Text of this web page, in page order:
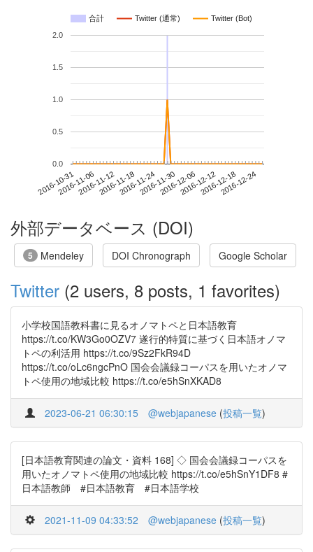
合計 Twitter (通常) Twitter (Bot)
2016-10-312016-11-062016-11-122016-11-182016-11-242016-11-302016-12-062016-12-122016-12-182016-12-24
0.0
0.5
1.0
1.5
2.0
外部データベース (DOI)
5 Mendeley DOI Chronograph Google Scholar
Twitter (2 users, 8 posts, 1 favorites)
小学校国語教科書に見るオノマトペと日本語教育
https://t.co/KW3Go0OZV7 遂行的特質に基づく日本語オノマ
トペの利活用 https://t.co/9Sz2FkR94D
https://t.co/oLc6ngcPnO 国会会議録コーパスを用いたオノマ
トペ使用の地域比較 https://t.co/e5hSnXKAD8
2023-06-21 06:30:15 @webjapanese (投稿一覧)
[日本語教育関連の論文・資料 168] ◇ 国会会議録コーパスを
用いたオノマトペ使用の地域比較 https://t.co/e5hSnY1DF8 #
日本語教師 #日本語教育 #日本語学校
2021-11-09 04:33:52 @webjapanese (投稿一覧)